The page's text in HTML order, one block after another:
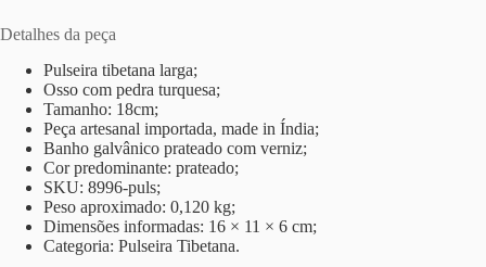
Detalhes da peça
Pulseira tibetana larga;
Osso com pedra turquesa;
Tamanho: 18cm;
Peça artesanal importada, made in Índia;
Banho galvânico prateado com verniz;
Cor predominante: prateado;
SKU: 8996-puls;
Peso aproximado: 0,120 kg;
Dimensões informadas: 16 × 11 × 6 cm;
Categoria: Pulseira Tibetana.